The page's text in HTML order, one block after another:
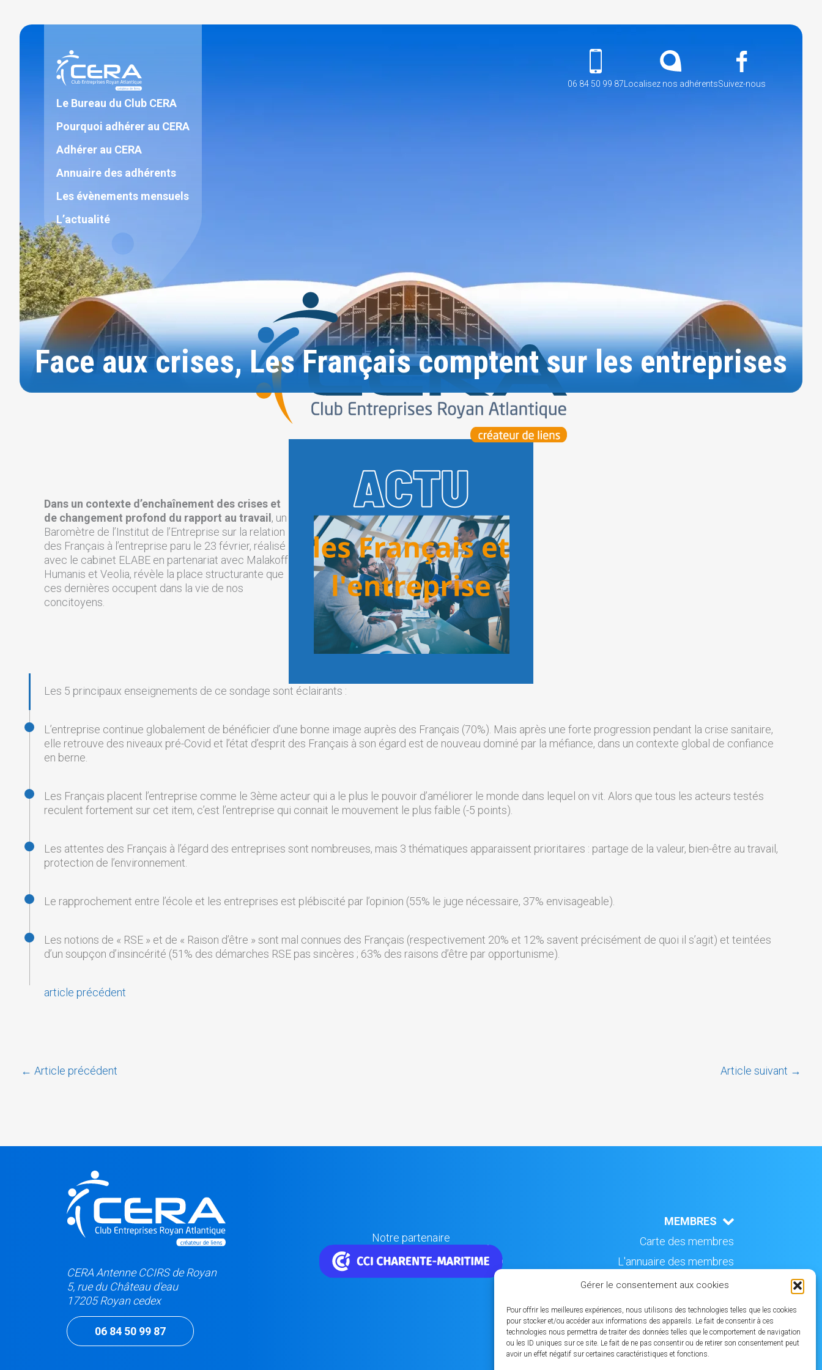
Gérer le consentement aux cookies
Pour offrir les meilleures expériences, nous utilisons des technologies telles que les cookies
pour stocker et/ou accéder aux informations des appareils. Le fait de consentir à ces
technologies nous permettra de traiter des données telles que le comportement de navigation
ou les ID uniques sur ce site. Le fait de ne pas consentir ou de retirer son consentement peut
avoir un effet négatif sur certaines caractéristiques et fonctions.
contenu
06 84 50 99 87 Localisez nos adhérentsSuivez-nous
Le Bureau du Club CERA
Pourquoi adhérer au CERA
Adhérer au CERA
Annuaire des adhérents
Les évènements mensuels
L’actualité
Face aux crises, Les Français comptent sur les entreprises
Dans un contexte d’enchaînement des crises et
de changement profond du rapport au travail, un
Baromètre de l’Institut de l’Entreprise sur la relation
des Français à l’entreprise paru le 23 février, réalisé
avec le cabinet ELABE en partenariat avec Malakoff
Humanis et Veolia, révèle la place structurante que
ces dernières occupent dans la vie de nos
concitoyens.
Les 5 principaux enseignements de ce sondage sont éclairants :
L’entreprise continue globalement de bénéficier d’une bonne image auprès des Français (70%). Mais après une forte progression pendant la crise sanitaire,
elle retrouve des niveaux pré-Covid et l’état d’esprit des Français à son égard est de nouveau dominé par la méfiance, dans un contexte global de confiance
en berne.
Les Français placent l’entreprise comme le 3ème acteur qui a le plus le pouvoir d’améliorer le monde dans lequel on vit. Alors que tous les acteurs testés
reculent fortement sur cet item, c’est l’entreprise qui connait le mouvement le plus faible (-5 points).
Les attentes des Français à l’égard des entreprises sont nombreuses, mais 3 thématiques apparaissent prioritaires : partage de la valeur, bien-être au travail,
protection de l’environnement.
Le rapprochement entre l’école et les entreprises est plébiscité par l’opinion (55% le juge nécessaire, 37% envisageable).
Les notions de « RSE » et de « Raison d’être » sont mal connues des Français (respectivement 20% et 12% savent précisément de quoi il s’agit) et teintées
d’un soupçon d’insincérité (51% des démarches RSE pas sincères ; 63% des raisons d’être par opportunisme).
article précédent
← Article précédent Article suivant →
CERA Antenne CCIRS de Royan
5, rue du Château d'eau
17205 Royan cedex
06 84 50 99 87
Notre partenaire
MEMBRES
Carte des membres
L'annuaire des membres
CONTACT